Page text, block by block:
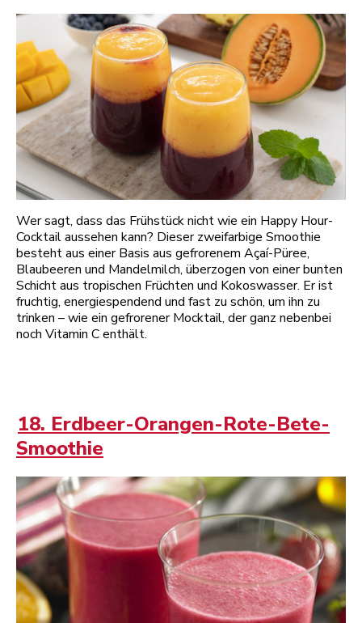
Wer sagt, dass das Frühstück nicht wie ein Happy Hour-
Cocktail aussehen kann? Dieser zweifarbige Smoothie
besteht aus einer Basis aus gefrorenem Açaí-Püree,
Blaubeeren und Mandelmilch, überzogen von einer bunten
Schicht aus tropischen Früchten und Kokoswasser. Er ist
fruchtig, energiespendend und fast zu schön, um ihn zu
trinken – wie ein gefrorener Mocktail, der ganz nebenbei
noch Vitamin C enthält.
18. Erdbeer-Orangen-Rote-Bete-
Smoothie